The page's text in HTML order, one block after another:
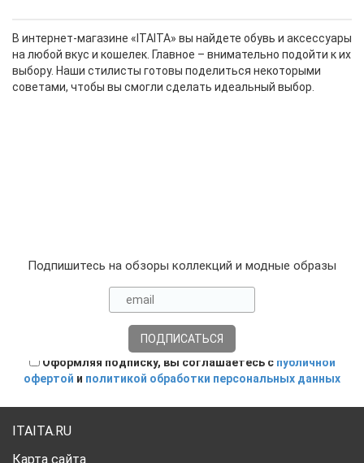
В интернет-магазине «ITAITA» вы найдете обувь и аксессуары
на любой вкус и кошелек. Главное – внимательно подойти к их
выбору. Наши стилисты готовы поделиться некоторыми
советами, чтобы вы смогли сделать идеальный выбор.
Подпишитесь на обзоры коллекций и модные образы
Оформляя подписку, вы соглашаетесь с публичной
офертой и политикой обработки персональных данных
ITAITA.RU
Карта сайта